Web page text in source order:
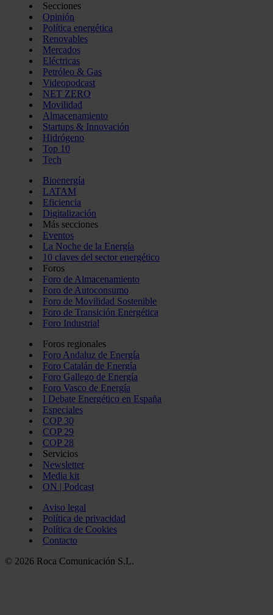
Secciones
Opinión
Política energética
Renovables
Mercados
Eléctricas
Petróleo & Gas
Videopodcast
NET ZERO
Movilidad
Almacenamiento
Startups & Innovación
Hidrógeno
Top 10
Tech
Bioenergía
LATAM
Eficiencia
Digitalización
Más secciones
Eventos
La Noche de la Energía
10 claves del sector energético
Foros
Foro de Almacenamiento
Foro de Autoconsumo
Foro de Movilidad Sostenible
Foro de Transición Energética
Foro Industrial
Foros regionales
Foro Andaluz de Energía
Foro Catalán de Energía
Foro Gallego de Energía
Foro Vasco de Energía
I Debate Energético en España
Especiales
COP 30
COP 29
COP 28
Servicios
Newsletter
Media kit
ON | Podcast
Aviso legal
Política de privacidad
Política de Cookies
Contacto
© 2026 Roca Comunicación S.L.